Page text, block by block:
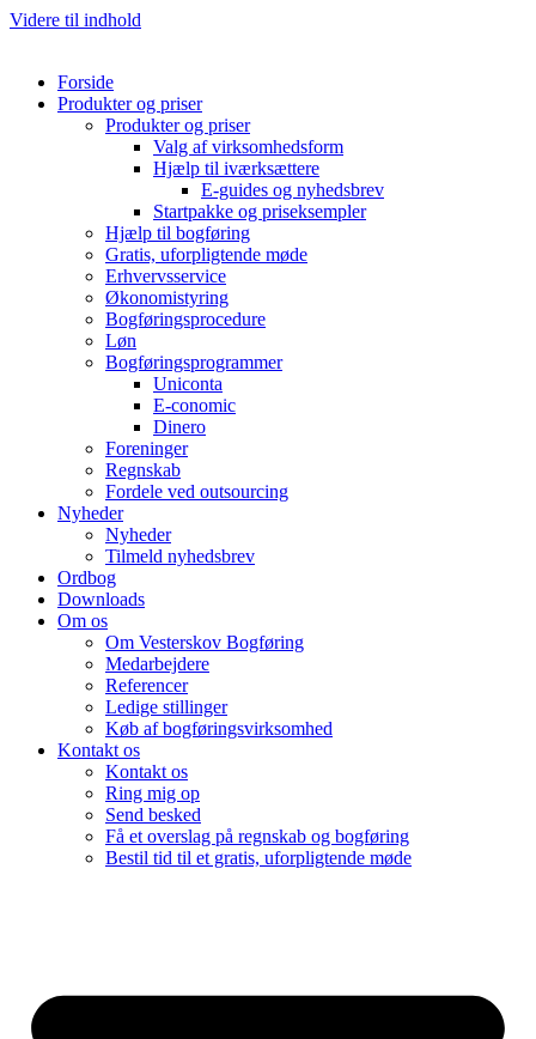
Videre til indhold
Forside
Produkter og priser
Produkter og priser
Valg af virksomhedsform
Hjælp til iværksættere
E-guides og nyhedsbrev
Startpakke og priseksempler
Hjælp til bogføring
Gratis, uforpligtende møde
Erhvervsservice
Økonomistyring
Bogføringsprocedure
Løn
Bogføringsprogrammer
Uniconta
E-conomic
Dinero
Foreninger
Regnskab
Fordele ved outsourcing
Nyheder
Nyheder
Tilmeld nyhedsbrev
Ordbog
Downloads
Om os
Om Vesterskov Bogføring
Medarbejdere
Referencer
Ledige stillinger
Køb af bogføringsvirksomhed
Kontakt os
Kontakt os
Ring mig op
Send besked
Få et overslag på regnskab og bogføring
Bestil tid til et gratis, uforpligtende møde